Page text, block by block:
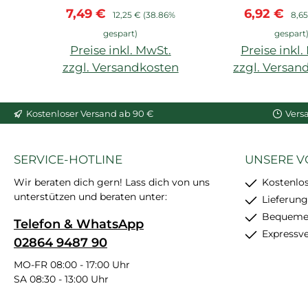
starke
Anfangshaftung,
feinkörnig, schleif- und
überstreichbar, enthält
Verkaufspreis:
7,49 € Regulärer Preis:
12,25 € (38.86%
gespart)
Preise inkl. MwSt.
zzgl. Versandkosten
Beutel enthält
6,92 €
gespart)
Preise inkl.
zzgl.
Kostenloser Versand ab 90 €
SERVICE-HOTLINE
Wir beraten dich gern! Lass dich von uns
unterstützen und beraten unter:
Telefon & WhatsApp
02864 9487 90
MO-FR 08:00 - 17:00 Uhr
SA 08:30 - 13:00 Uhr
UNSERE